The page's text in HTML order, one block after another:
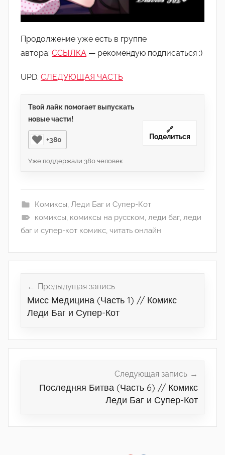
Продолжение уже есть в группе
автора: ССЫЛКА — рекомендую подписаться ;)
UPD. СЛЕДУЮЩАЯ ЧАСТЬ
Твой лайк помогает выпускать
новые части!
+380
Уже поддержали 380 человек
🔗
Поделиться
Комиксы, Леди Баг и Супер-Кот
комиксы, комиксы на русском, леди баг, леди
баг и супер-кот комикс, читать онлайн
записям
Предыдущая запись
Мисс Медицина (Часть 1) // Комикс
Леди Баг и Супер-Кот
Следующая запись
Последняя Битва (Часть 6) // Комикс
Леди Баг и Супер-Кот